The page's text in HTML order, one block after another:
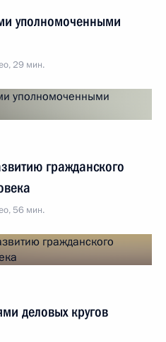
уполномоченными
29 мин.
гражданского
56 мин.
деловых кругов